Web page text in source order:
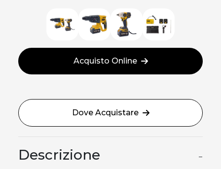
Acquisto Online
Dove Acquistare
Descrizione −